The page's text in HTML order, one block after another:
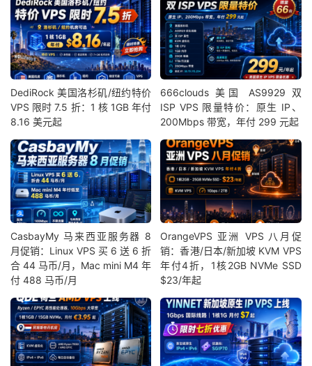
DediRock 美国洛杉矶/纽约特价
VPS 限时 7.5 折：1 核 1GB 年付
8.16 美元起
666clouds 美国 AS9929 双
ISP VPS 限量特价：原生 IP、
200Mbps 带宽，年付 299 元起
CasbayMy 马来西亚服务器 8
月促销：Linux VPS 买 6 送 6 折
合 44 马币/月，Mac mini M4 年
付 488 马币/月
OrangeVPS 亚洲 VPS 八月促
销：香港/日本/新加坡 KVM VPS
年付4折，1核2GB NVMe SSD
$23/年起